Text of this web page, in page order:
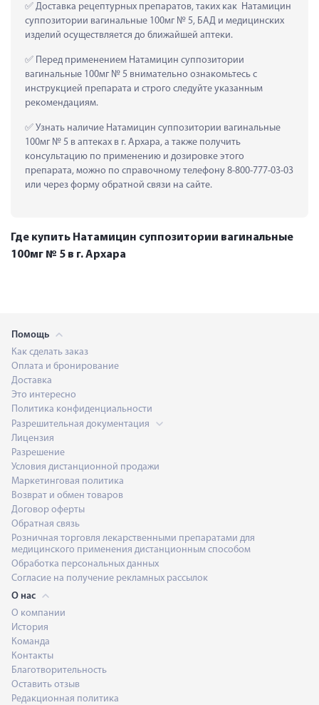
Доставка рецептурных препаратов, таких как  Натамицин
суппозитории вагинальные 100мг № 5, БАД и медицинских
изделий осуществляется до ближайшей аптеки.
Перед применением Натамицин суппозитории
вагинальные 100мг № 5 внимательно ознакомьтесь с
инструкцией препарата и строго следуйте указанным
рекомендациям.
Узнать наличие Натамицин суппозитории вагинальные
100мг № 5 в аптеках в г. Архара, а также получить
консультацию по применению и дозировке этого
препарата, можно по справочному телефону 8-800-777-03-03
или через форму обратной связи на сайте.
Где купить Натамицин суппозитории вагинальные
100мг № 5 в г. Архара
Помощь
Как сделать заказ
Оплата и бронирование
Доставка
Это интересно
Политика конфиденциальности
Разрешительная документация
Лицензия
Разрешение
Условия дистанционной продажи
Маркетинговая политика
Возврат и обмен товаров
Договор оферты
Обратная связь
Розничная торговля лекарственными препаратами для
медицинского применения дистанционным способом
Обработка персональных данных
Согласие на получение рекламных рассылок
О нас
О компании
История
Команда
Контакты
Благотворительность
Оставить отзыв
Редакционная политика